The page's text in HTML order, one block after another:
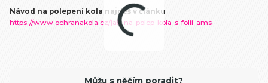
Návod na polepení kola najdeš v článku
https://www.ochranakola.cz/jak-na-polep-kola-s-folii-ams
Můžu s něčím poradit?